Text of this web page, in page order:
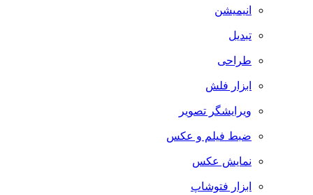
انیمیشن
تبدیل
طراحی
ابزار فلش
ویرایشگر تصویر
ضبط فيلم و عكس
نمایش عکس
ابزار فتوشاپ